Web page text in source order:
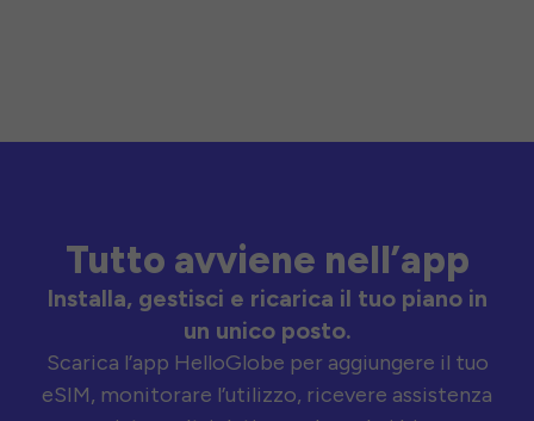
Tutto avviene nell’app
Installa, gestisci e ricarica il tuo piano in
un unico posto.
Scarica l’app HelloGlobe per aggiungere il tuo
eSIM, monitorare l’utilizzo, ricevere assistenza